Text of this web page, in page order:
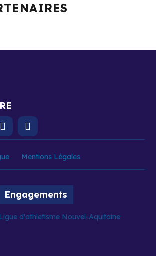
Mentions Légales
Engagements
d'athletisme Nouvel-Aquitaine